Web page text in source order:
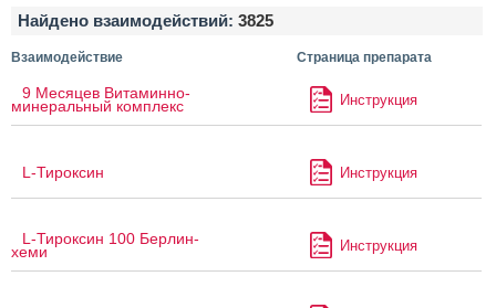
Найдено взаимодействий: 3825
Взаимодействие Страница препарата
9 Месяцев Витаминно-
минеральный комплекс Инструкция
L-Тироксин Инструкция
L-Тироксин 100 Берлин-
хеми Инструкция